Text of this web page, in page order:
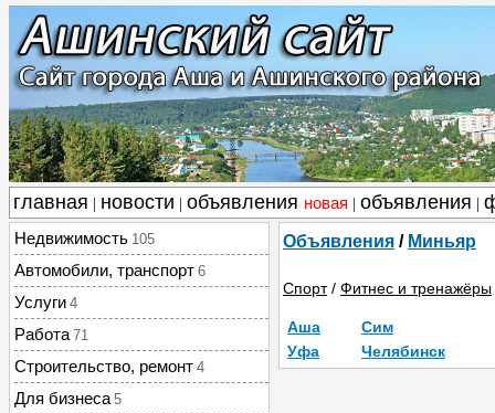
главная новости объявления новая объявления
Недвижимость 105
Автомобили, транспорт 6
Услуги 4
Работа 71
Строительство, ремонт 4
Для бизнеса 5
Объявления / Миньяр
Спорт/ Фитнес и тренажёры
Аша
Сим
Уфа
Челябинск